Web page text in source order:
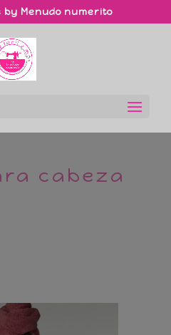
by Menudo numerito
cabeza​